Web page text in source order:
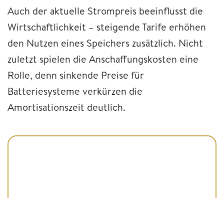
Auch der aktuelle Strompreis beeinflusst die
Wirtschaftlichkeit – steigende Tarife erhöhen
den Nutzen eines Speichers zusätzlich. Nicht
zuletzt spielen die Anschaffungskosten eine
Rolle, denn sinkende Preise für
Batteriesysteme verkürzen die
Amortisationszeit deutlich.